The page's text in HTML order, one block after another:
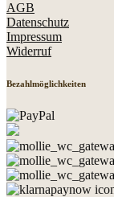
AGB
Datenschutz
Impressum
Widerruf
Bezahlmöglichkeiten